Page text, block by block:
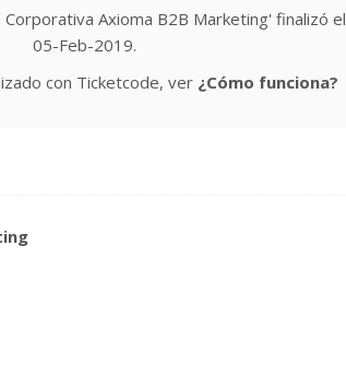
Axioma B2B Marketing' finalizó el
05-Feb-2019.
con Ticketcode, ver ¿Cómo funciona?